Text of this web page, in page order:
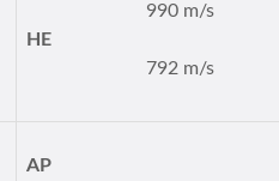
990 m/s
HE
792 m/s
AP